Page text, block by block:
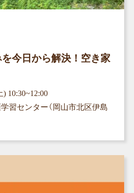
今日から解決！空き家
) 10:30~12:00
習センター（岡山市北区伊島